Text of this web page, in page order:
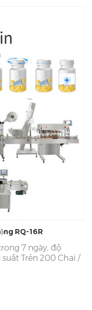
RQ-16R
7 ngày, độ
Trên 200 Chai /
Viên nén Kẹo Kẹo
chuyền Máy đóng
cục bộ tại chỗ